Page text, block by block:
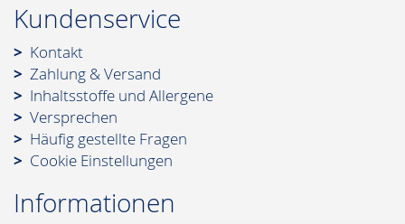
Kundenservice
Kontakt
Zahlung & Versand
Inhaltsstoffe und Allergene
Versprechen
Häufig gestellte Fragen
Cookie Einstellungen
Informationen